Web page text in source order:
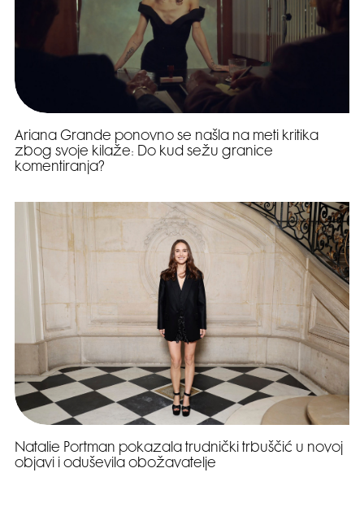
Ariana Grande ponovno se našla na meti kritika
zbog svoje kilaže: Do kud sežu granice
komentiranja?
Natalie Portman pokazala trudnički trbuščić u novoj
objavi i oduševila obožavatelje